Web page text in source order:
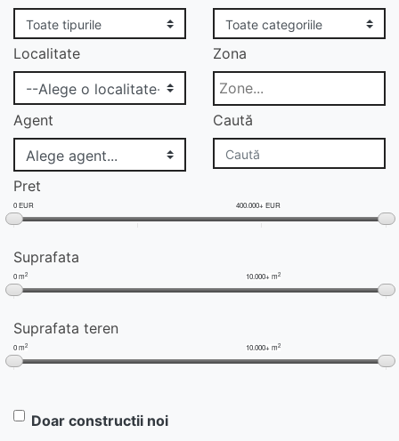
Localitate Zona
Agent Caută
Pret
0 EUR 400.000+ EUR
Suprafata
0 m2 10.000+ m2
Suprafata teren
0 m2 10.000+ m2
Doar constructii noi